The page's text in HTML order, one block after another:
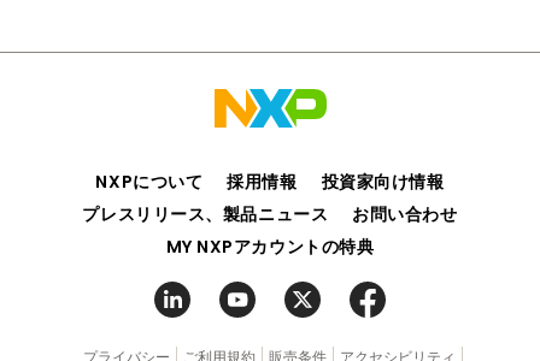
NXPについて 採用情報
投資家向け情報
プレスリリース、製品ニュース
お問い合わせ
MY NXPアカウントの特典